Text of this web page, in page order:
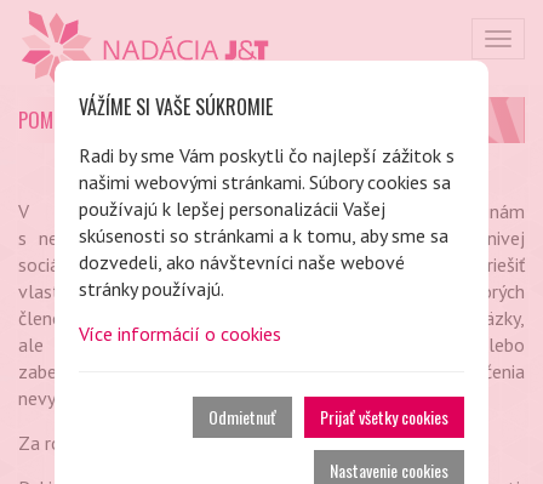
VÁŽÍME SI VAŠE SÚKROMIE
Radi by sme Vám poskytli čo najlepší zážitok s
našimi webovými stránkami. Súbory cookies sa
používajú k lepšej personalizácii Vašej
skúsenosti so stránkami a k tomu, aby sme sa
dozvedeli, ako návštevníci naše webové
stránky používajú.
Více informácií o cookies
Prijať všetky cookies
Odmietnuť
Nastavenie cookies
POMOC OHROZENÝM RODINÁM S DEŤMI
V rámci individuálnej podpory pomáhame rodinám
s nezaopatrenými deťmi, ktoré sa dostali do nepriaznivej
sociálnej situácie, ktoré nie sú v danej chvíli schopné vyriešiť
vlastnými silami. Podporujeme ohrozené rodiny, ktorých
členovia sa snažia uplatniť na trhu práce, riešia svoje záväzky,
ale potrebujú určitú podporu k udržaniu alebo
zabezpečeniu stabilného bývania či zabezpečenia
nevyhnutných potrieb pre zdravý vývoj a vzdelanie detí.
Za rodiny vo finančnej krízepovažujeme.